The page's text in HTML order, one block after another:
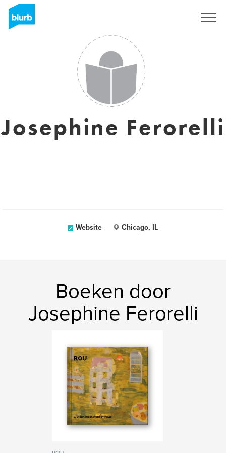
Josephine Ferorelli
Website Chicago, IL
Boeken door
Josephine Ferorelli